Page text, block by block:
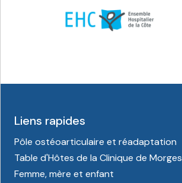
Liens rapides
Pôle ostéoarticulaire et réadaptation
Table d'Hôtes de la Clinique de Morges
Femme, mère et enfant